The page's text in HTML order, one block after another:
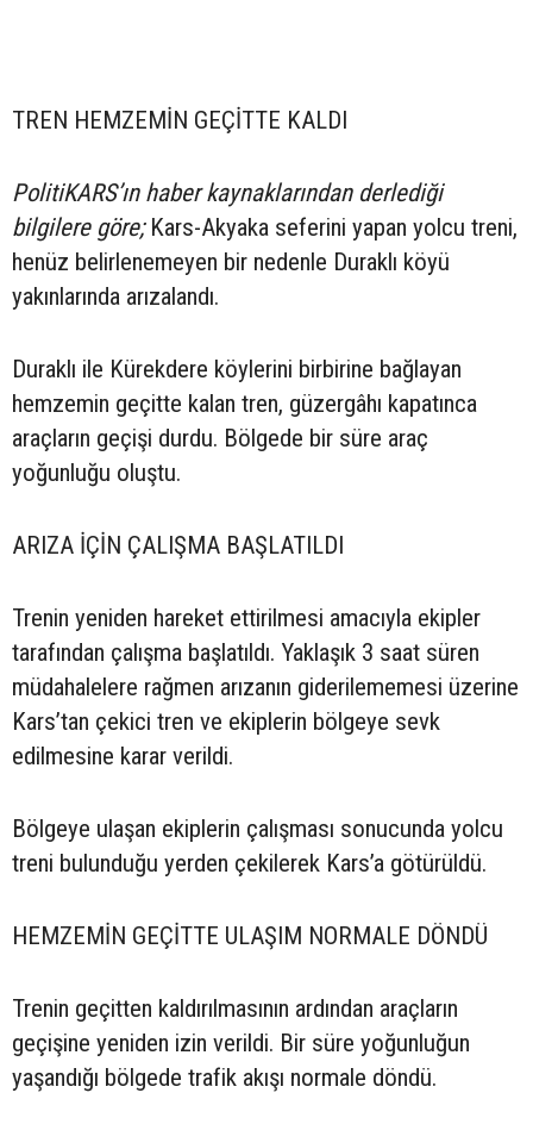
TREN HEMZEMİN GEÇİTTE KALDI
PolitiKARS’ın haber kaynaklarından derlediği
bilgilere göre;Kars-Akyaka seferini yapan yolcu treni,
henüz belirlenemeyen bir nedenle Duraklı köyü
yakınlarında arızalandı.
Duraklı ile Kürekdere köylerini birbirine bağlayan
hemzemin geçitte kalan tren, güzergâhı kapatınca
araçların geçişi durdu. Bölgede bir süre araç
yoğunluğu oluştu.
ARIZA İÇİN ÇALIŞMA BAŞLATILDI
Trenin yeniden hareket ettirilmesi amacıyla ekipler
tarafından çalışma başlatıldı. Yaklaşık 3 saat süren
müdahalelere rağmen arızanın giderilememesi üzerine
Kars’tan çekici tren ve ekiplerin bölgeye sevk
edilmesine karar verildi.
Bölgeye ulaşan ekiplerin çalışması sonucunda yolcu
treni bulunduğu yerden çekilerek Kars’a götürüldü.
HEMZEMİN GEÇİTTE ULAŞIM NORMALE DÖNDÜ
Trenin geçitten kaldırılmasının ardından araçların
geçişine yeniden izin verildi. Bir süre yoğunluğun
yaşandığı bölgede trafik akışı normale döndü.